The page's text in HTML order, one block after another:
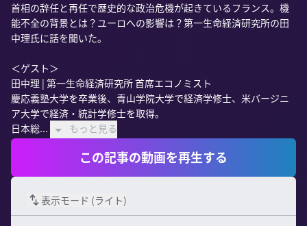
首相の辞任と再任で歴史的な政治危機が起きているフランス。機
能不全の背景とは？ユーロへの影響は？第一生命経済研究所の田
中理氏に話を聞いた。
＜ゲスト＞
田中理 | 第一生命経済研究所 首席エコノミスト
慶応義塾大学を卒業後、青山学院大学で経済学修士、米バージニ
ア大学で経済・統計学修士を取得。
日本総...
もっと見る
この記事の動画を再生する
表示モード (ライト)